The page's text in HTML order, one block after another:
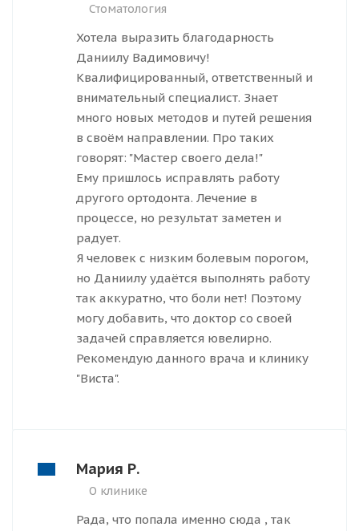
Стоматология
Хотела выразить благодарность
Даниилу Вадимовичу!
Квалифицированный, ответственный и
внимательный специалист. Знает
много новых методов и путей решения
в своём направлении. Про таких
говорят: "Мастер своего дела!"
Ему пришлось исправлять работу
другого ортодонта. Лечение в
процессе, но результат заметен и
радует.
Я человек с низким болевым порогом,
но Даниилу удаётся выполнять работу
так аккуратно, что боли нет! Поэтому
могу добавить, что доктор со своей
задачей справляется ювелирно.
Рекомендую данного врача и клинику
"Виста".
Мария Р.
О клинике
Рада, что попала именно сюда , так